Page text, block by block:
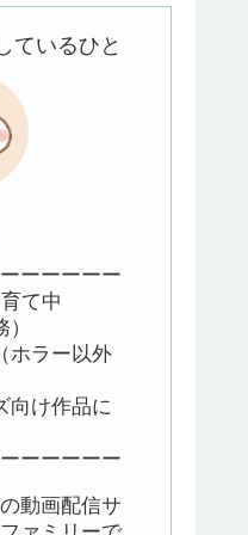
ているひと
ーーーーー
て中
ホラー以外
向け作品に
ーーーーー
動画配信サ